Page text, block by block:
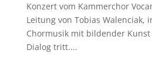
Konzert vom Kammerchor
Leitung von Tobias Walenciak,
Chormusik mit bildender
Dialog tritt....